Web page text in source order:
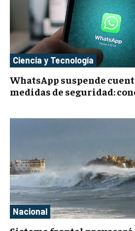
Ciencia y Tecnología
WhatsApp suspende
medidas de seguridad:
Nacional